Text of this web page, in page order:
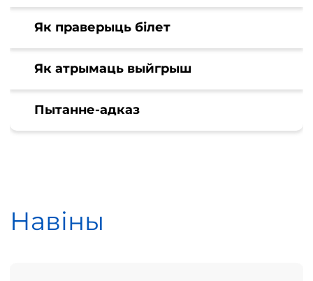
Як праверыць білет
Як атрымаць выйгрыш
Пытанне-адказ
Навіны